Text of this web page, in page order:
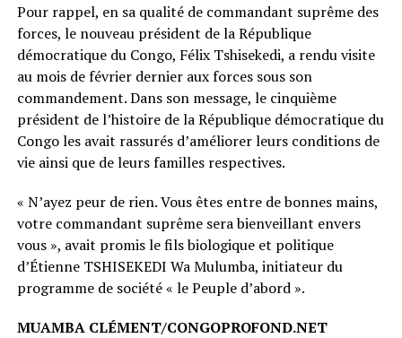
Pour rappel, en sa qualité de commandant suprême des
forces, le nouveau président de la République
démocratique du Congo, Félix Tshisekedi, a rendu visite
au mois de février dernier aux forces sous son
commandement. Dans son message, le cinquième
président de l’histoire de la République démocratique du
Congo les avait rassurés d’améliorer leurs conditions de
vie ainsi que de leurs familles respectives.
« N’ayez peur de rien. Vous êtes entre de bonnes mains,
votre commandant suprême sera bienveillant envers
vous », avait promis le fils biologique et politique
d’Étienne TSHISEKEDI Wa Mulumba, initiateur du
programme de société « le Peuple d’abord ».
MUAMBA CLÉMENT/CONGOPROFOND.NET